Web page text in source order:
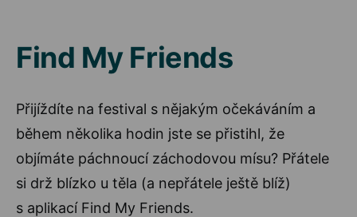
Find My Friends
Přijíždíte na festival s nějakým očekáváním a
během několika hodin jste se přistihl, že
objímáte páchnoucí záchodovou mísu? Přátele
si drž blízko u těla (a nepřátele ještě blíž)
s aplikací Find My Friends.